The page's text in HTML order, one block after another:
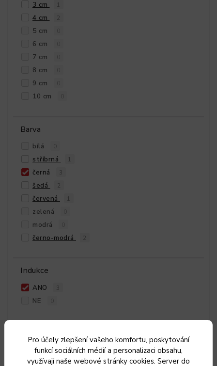
Pro účely zlepšení vašeho komfortu, poskytování
funkcí sociálních médií a personalizaci obsahu,
využívají naše webové stránky cookies. Server do
3 cm 1
4 cm 2
5 cm
6 cm
7 cm
8 cm
9 cm
10 cm
Barva
bílá
stříbrná 1
černá 3
šedá 2
červená 1
zelená
modrá
černo-modrá 2
Indukce
ANO 3
NE